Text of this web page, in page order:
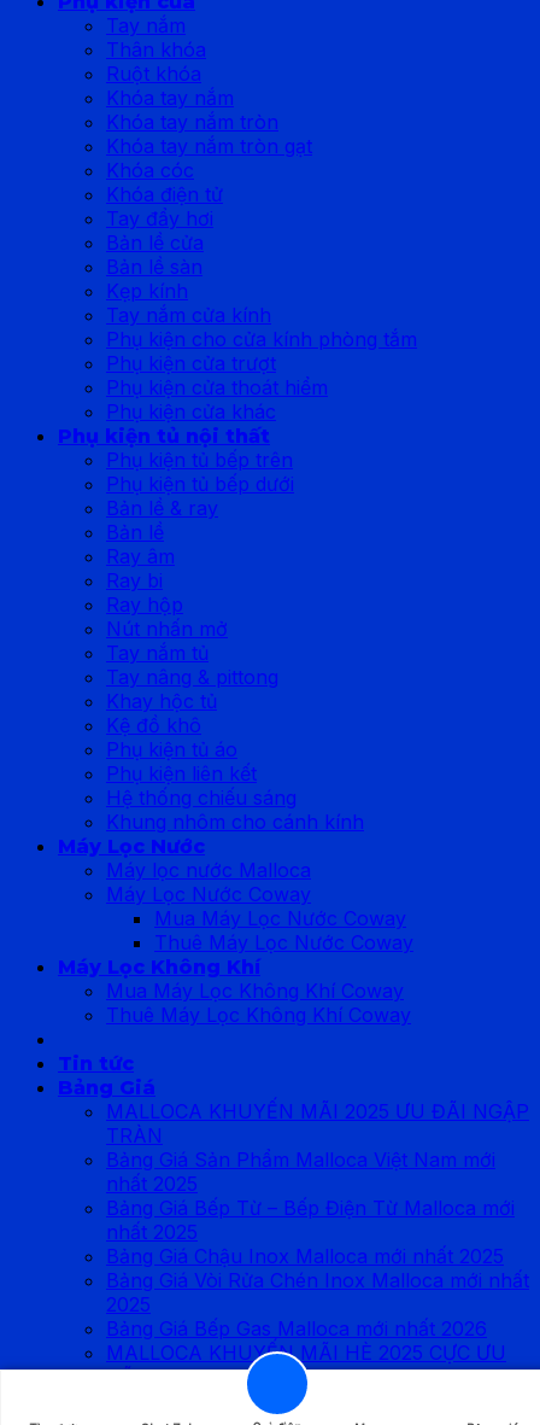
Tay nắm
Thân khóa
Ruột khóa
Khóa tay nắm
Khóa tay nắm tròn
Khóa tay nắm tròn gạt
Khóa cóc
Khóa điện tử
Tay đẩy hơi
Bản lề cửa
Bản lề sàn
Kẹp kính
Tay nắm cửa kính
Phụ kiện cho cửa kính phòng tắm
Phụ kiện cửa trượt
Phụ kiện cửa thoát hiểm
Phụ kiện cửa khác
Phụ kiện tủ nội thất
Phụ kiện tủ bếp trên
Phụ kiện tủ bếp dưới
Bản lề & ray
Bản lề
Ray âm
Ray bi
Ray hộp
Nút nhấn mở
Tay nắm tủ
Tay nâng & pittong
Khay hộc tủ
Kệ đồ khô
Phụ kiện tủ áo
Phụ kiện liên kết
Hệ thống chiếu sáng
Khung nhôm cho cánh kính
Máy Lọc Nước
Máy lọc nước Malloca
Máy Lọc Nước Coway
Mua Máy Lọc Nước Coway
Thuê Máy Lọc Nước Coway
Máy Lọc Không Khí
Mua Máy Lọc Không Khí Coway
Thuê Máy Lọc Không Khí Coway
Tin tức
Bảng Giá
MALLOCA KHUYẾN MÃI 2025 ƯU ĐÃI NGẬP
TRÀN
Bảng Giá Sản Phẩm Malloca Việt Nam mới
nhất 2025
Bảng Giá Bếp Từ – Bếp Điện Từ Malloca mới
nhất 2025
Bảng Giá Chậu Inox Malloca mới nhất 2025
Bảng Giá Vòi Rửa Chén Inox Malloca mới nhất
2025
Bảng Giá Bếp Gas Malloca mới nhất 2026
MALLOCA KHUYẾN MÃI HÈ 2025 CỰC ƯU
ĐÃI